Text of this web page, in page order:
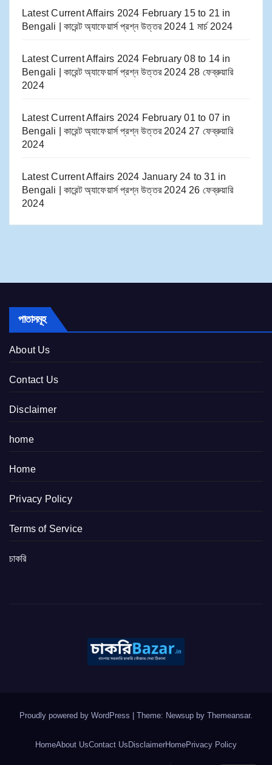
Latest Current Affairs 2024 February 15 to 21​ in
Bengali | কারেন্ট অ্যাফেয়ার্স প্রশ্ন উত্তর 2024 1 মার্চ 2024
Latest Current Affairs 2024 February 08 to 14​ in
Bengali | কারেন্ট অ্যাফেয়ার্স প্রশ্ন উত্তর 2024 28 ফেব্রুয়ারি
2024
Latest Current Affairs 2024 February 01 to 07​ in
Bengali | কারেন্ট অ্যাফেয়ার্স প্রশ্ন উত্তর 2024 27 ফেব্রুয়ারি
2024
Latest Current Affairs 2024 January 24 to 31​ in
Bengali | কারেন্ট অ্যাফেয়ার্স প্রশ্ন উত্তর 2024 26 ফেব্রুয়ারি
2024
পাতাসমূহ
About Us
Contact Us
Disclaimer
home
Home
Privacy Policy
Terms of Service
চাকরি
Proudly powered by WordPress Theme: Newsup by Themeansar.
HomeAbout UsContact Us DisclaimerHomePrivacy Policy